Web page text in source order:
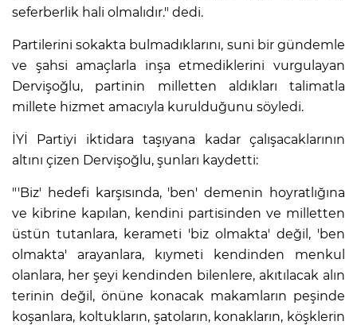
seferberlik hali olmalıdır." dedi.
Partilerini sokakta bulmadıklarını, suni bir gündemle
ve şahsi amaçlarla inşa etmediklerini vurgulayan
Dervişoğlu, partinin milletten aldıkları talimatla
millete hizmet amacıyla kurulduğunu söyledi.
İYİ Partiyi iktidara taşıyana kadar çalışacaklarının
altını çizen Dervişoğlu, şunları kaydetti:
"'Biz' hedefi karşısında, 'ben' demenin hoyratlığına
ve kibrine kapılan, kendini partisinden ve milletten
üstün tutanlara, kerameti 'biz olmakta' değil, 'ben
olmakta' arayanlara, kıymeti kendinden menkul
olanlara, her şeyi kendinden bilenlere, akıtılacak alın
terinin değil, önüne konacak makamların peşinde
koşanlara, koltukların, şatoların, konakların, köşklerin